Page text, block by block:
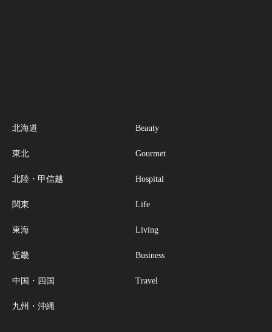
北海道
東北
北陸・甲信越
関東
東海
近畿
中国・四国
九州・沖縄
Beauty
Gourmet
Hospital
Life
Living
Business
Travel